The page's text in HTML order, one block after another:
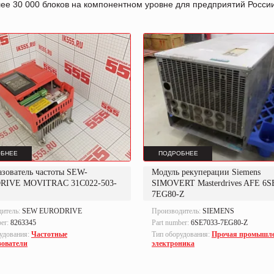
30 000 блоков на компонентном уровне для предприятий
частоты SEW-
MOVITRAC 31C022-503-
SEW EURODRIVE
8263345
Частотные
ПОДРОБНЕЕ
Модуль рекуперации Siemens
SIMOVERT Masterdrives AFE
7EG80-Z
Производитель: SIEMENS
Part number: 6SE7033-7EG80-Z
Тип оборудования: Прочая
электроника